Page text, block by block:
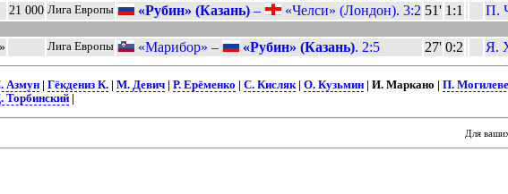
21 000 Лига Европы «Рубин» (Казань)– «Челси» (Лондон). 3:2 51' 1:1 П.
Лига Европы «Марибор» – «Рубин» (Казань). 2:5 27' 0:2 Я.
Азмун| Гёкдениз К.| М. Девич| Р. Ерёменко С. Кисляк| О. Кузьмин| И. Маркано | П.
Торбинский|
Для